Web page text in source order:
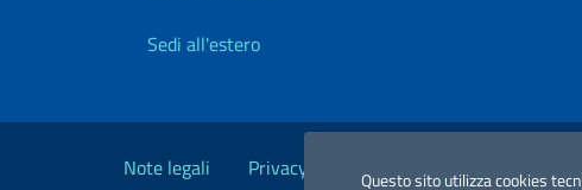
Questo sito utilizza cookies
Sedi all'estero
Link Utili
Note legali Privacy e cookie policy